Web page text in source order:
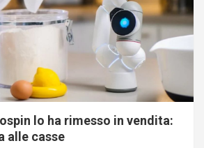
lo ha rimesso in vendita:
alle casse